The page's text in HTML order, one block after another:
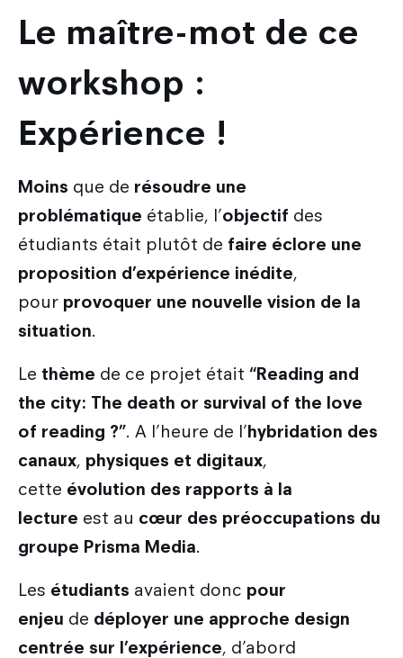
Le maître-mot de ce
workshop :
Expérience !
Moins que de résoudre une
problématique établie, l’objectif des
étudiants était plutôt de faire éclore une
proposition d’expérience inédite,
pour provoquer une nouvelle vision de la
situation.
Le thème de ce projet était “Reading and
the city: The death or survival of the love
of reading ?”. A l’heure de l’hybridation des
canaux, physiques et digitaux,
cette évolution des rapports à la
lecture est au cœur des préoccupations du
groupe Prisma Media.
Les étudiants avaient donc pour
enjeu de déployer une approche design
centrée sur l’expérience, d’abord